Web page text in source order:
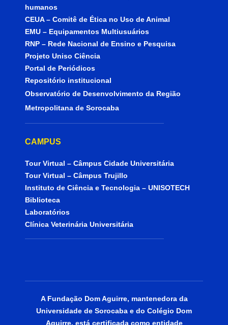
humanos
CEUA – Comitê de Ética no Uso de Animal
EMU – Equipamentos Multiusuários
RNP – Rede Nacional de Ensino e Pesquisa
Projeto Uniso Ciência
Portal de Periódicos
Repositório institucional
Observatório de Desenvolvimento da Região
Metropolitana de Sorocaba
CAMPUS
Tour Virtual – Câmpus Cidade Universitária
Tour Virtual – Câmpus Trujillo
Instituto de Ciência e Tecnologia – UNISOTECH
Biblioteca
Laboratórios
Clínica Veterinária Universitária
A Fundação Dom Aguirre, mantenedora da
Universidade de Sorocaba e do Colégio Dom
Aguirre, está certificada como entidade